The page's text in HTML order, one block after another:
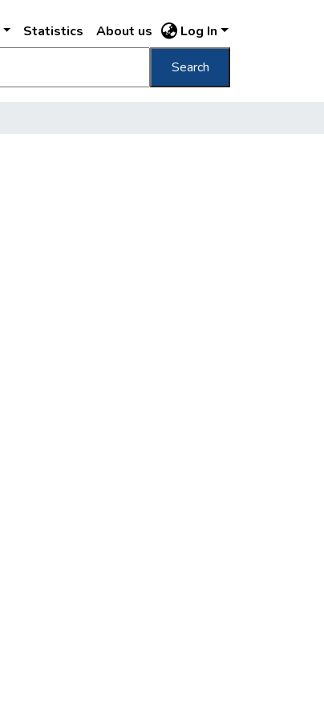
Statistics About us Log In
Search